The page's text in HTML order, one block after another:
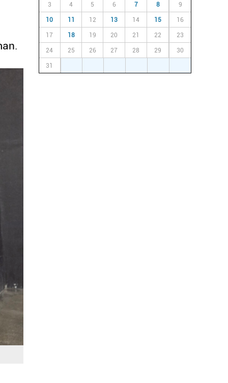
3 4 5 6 7 8 9
10 11 12 13 14 15 16
17 18 19 20 21 22 23
24 25 26 27 28 29 30
31